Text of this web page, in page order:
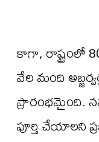
కాగా, రాష్ట్రంలో
వేల మంది
ప్రారంభమైంది.
పూర్తి చేయాలని